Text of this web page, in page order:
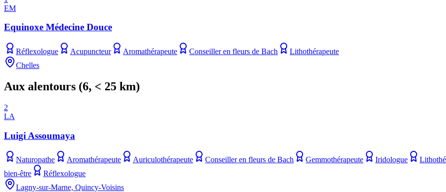
EM
Equinoxe Médecine Douce
Réflexologue Acupuncteur Aromathérapeute Conseiller en fleurs de Bach
Lithothérapeute
Chelles
Aux alentours (6, < 25 km)
2
LA
Luigi Assoumaya
Naturopathe Aromathérapeute Auriculothérapeute Conseiller en fleurs de Bach Gemmothérapeute Iridologue
bien-être
Réflexologue
Lagny-sur-Marne, Quincy-Voisins